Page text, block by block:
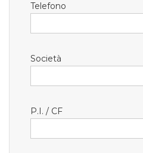
Telefono
Società
P.I. / CF